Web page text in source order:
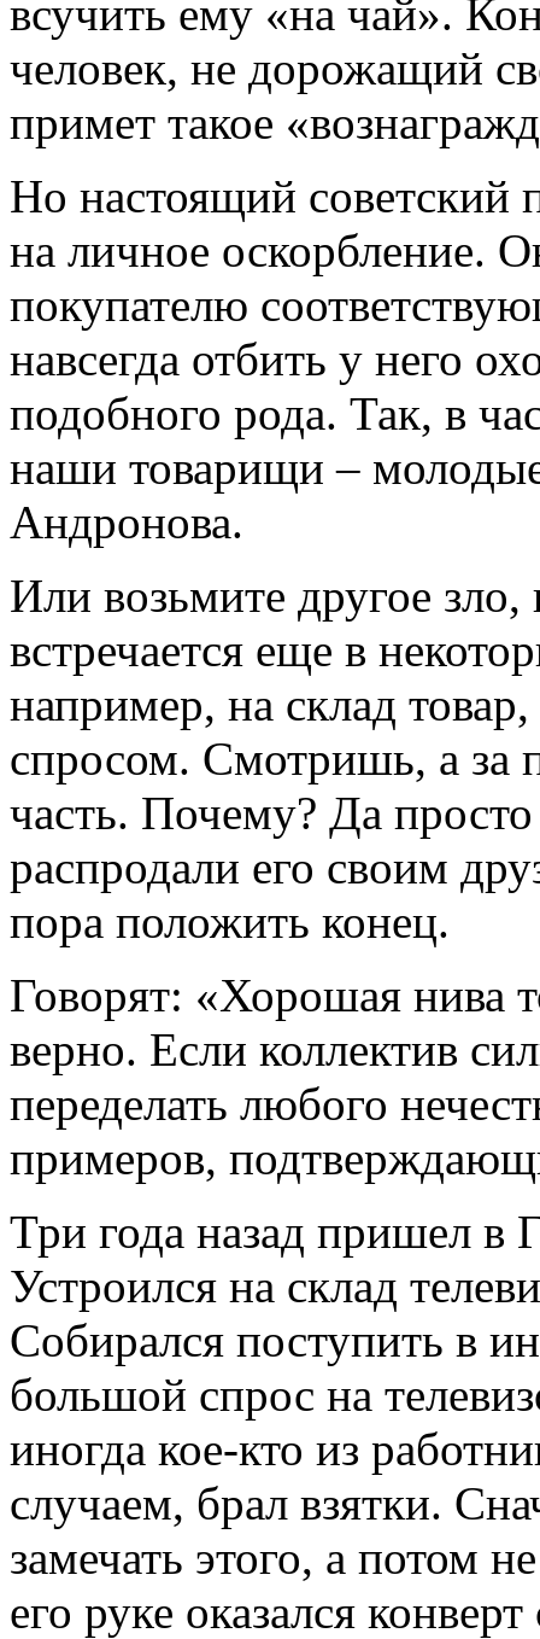
всучить ему «на чай».
человек, не дорожащий
примет такое
Но настоящий советский
на личное оскорбление.
покупателю
навсегда отбить у него
подобного рода. Так, в
наши товарищи –
Андронова.
Или возьмите другое
встречается еще в
например, на склад
спросом. Смотришь, а за
часть. Почему? Да
распродали его своим
пора положить конец.
Говорят: «Хорошая нива
верно. Если коллектив
переделать любого
примеров,
Три года назад пришел
Устроился на склад
Собирался поступить в
большой спрос на
иногда кое-кто из
случаем, брал взятки.
замечать этого, а потом
его руке оказался